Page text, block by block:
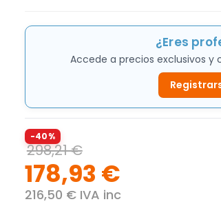
¿Eres
Accede a precios exclusivos y
-40%
298,21 €
178,93 €
216,50 € IVA inc